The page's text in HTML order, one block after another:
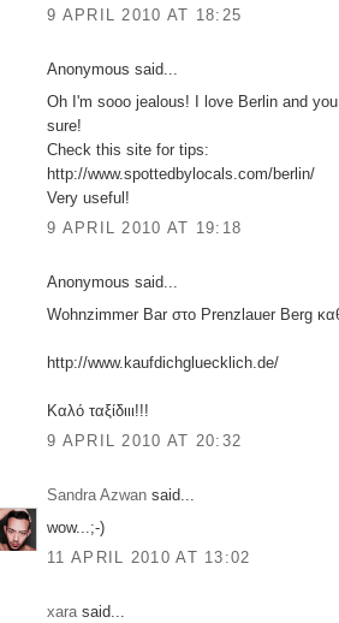
9 APRIL 2010 AT 18:25
Anonymous said...
Oh I'm sooo jealous! I love Berlin and
sure!
Check this site for tips:
http://www.spottedbylocals.com/berlin/
Very useful!
9 APRIL 2010 AT 19:18
Anonymous said...
Wohnzimmer Bar στο Prenzlauer Berg
http://www.kaufdichgluecklich.de/
Καλό ταξίδιιι!!!
9 APRIL 2010 AT 20:32
Sandra Azwan said...
wow...;-)
11 APRIL 2010 AT 13:02
xarasaid...